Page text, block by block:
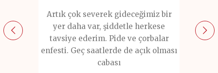
bir
Artık çok severek gideceğimiz bir
yer daha var, şiddetle herkese
tavsiye ederim. Pide ve çorbalar
enfesti. Geç saatlerde de açık olması
cabası